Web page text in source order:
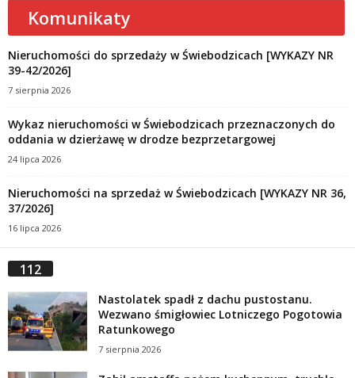
Komunikaty
Nieruchomości do sprzedaży w Świebodzicach [WYKAZY NR
39-42/2026]
7 sierpnia 2026
Wykaz nieruchomości w Świebodzicach przeznaczonych do
oddania w dzierżawę w drodze bezprzetargowej
24 lipca 2026
Nieruchomości na sprzedaż w Świebodzicach [WYKAZY NR 36,
37/2026]
16 lipca 2026
112
Nastolatek spadł z dachu pustostanu.
Wezwano śmigłowiec Lotniczego Pogotowia
Ratunkowego
7 sierpnia 2026